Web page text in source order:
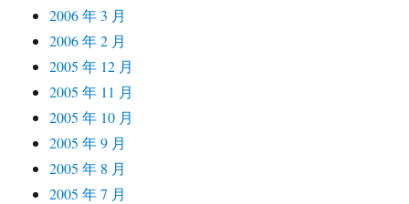
2006 年 3 月
2006 年 2 月
2005 年 12 月
2005 年 11 月
2005 年 10 月
2005 年 9 月
2005 年 8 月
2005 年 7 月